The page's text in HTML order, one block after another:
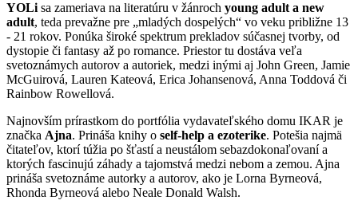
YOLi sa zameriava na literatúru v žánroch young adult a new
adult, teda prevažne pre „mladých dospelých“ vo veku približne 13
- 21 rokov. Ponúka široké spektrum prekladov súčasnej tvorby, od
dystopie či fantasy až po romance. Priestor tu dostáva veľa
svetoznámych autorov a autoriek, medzi inými aj John Green, Jamie
McGuirová, Lauren Kateová, Erica Johansenová, Anna Toddová či
Rainbow Rowellová.
Najnovším prírastkom do portfólia vydavateľského domu IKAR je
značka Ajna. Prináša knihy o self-help a ezoterike. Potešia najmä
čitateľov, ktorí túžia po šťastí a neustálom sebazdokonaľovaní a
ktorých fascinujú záhady a tajomstvá medzi nebom a zemou. Ajna
prináša svetoznáme autorky a autorov, ako je Lorna Byrneová,
Rhonda Byrneová alebo Neale Donald Walsh.